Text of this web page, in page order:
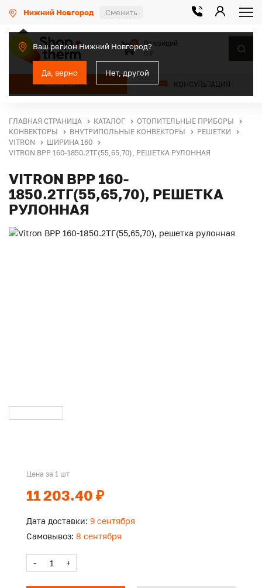
Нижний Новгород Сменить
Ваш регион Нижний Новгород?
Да, верно Нет, другой
КАТАЛОГ КОНСУЛЬТАЦИЯ
0
0 позиций
ГЛАВНАЯ СТРАНИЦА КАТАЛОГ
ОТОПИТЕЛЬНЫЕ ПРИБОРЫ
КОНВЕКТОРЫ
ВНУТРИПОЛЬНЫЕ КОНВЕКТОРЫ
РЕШЕТКИ
VITRON
ШИРИНА 160
VITRON ВРР 160-1850.2ТГ(55,65,70), РЕШЕТКА РУЛОННАЯ
VITRON ВРР 160-
1850.2ТГ(55,65,70), РЕШЕТКА
РУЛОННАЯ
Цена за 1 шт
11 203.40 ₽
Дата доставки: 9 сентября
Самовывоз: 8 сентября
- +